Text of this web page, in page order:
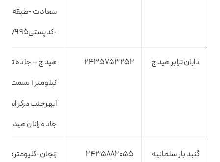
سعادت -طبقه
-کدپستی۴۵۷۴۱۴۷۹۹۵
دایان ترابر هیدج 2435753252
هیدج – جاده
کیلومتر ۱ بسمت
ابهرجنب مرکز
جاده رانان هیدج
گنبد بار سلطانیه 2435882055